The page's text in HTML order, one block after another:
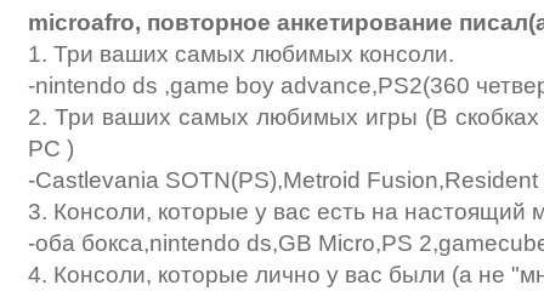
microafro, повторное анкетирование
1. Три ваших самых любимых консоли.
-nintendo ds ,game boy advance,PS2(360
2. Три ваших самых любимых игры (В
PC )
-Castlevania SOTN(PS),Metroid
3. Консоли, которые у вас есть на настоящий
-оба бокса,nintendo ds,GB Micro,PS
4. Консоли, которые лично у вас были (а не